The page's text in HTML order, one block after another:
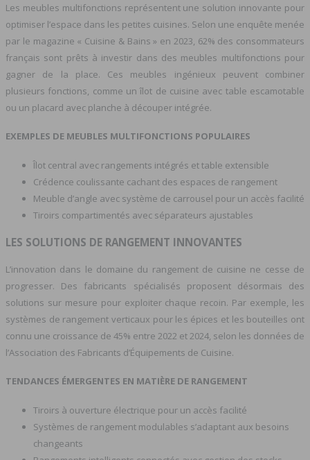
Les meubles multifonctions représentent une solution innovante pour
optimiser l’espace dans les petites cuisines. Selon une enquête menée
par le magazine « Cuisine & Bains » en 2023, 62% des consommateurs
français sont prêts à investir dans des meubles multifonctions pour
gagner de la place. Ces meubles ingénieux peuvent combiner
plusieurs fonctions, comme un îlot de cuisine avec table escamotable
ou un placard avec planche à découper intégrée.
EXEMPLES DE MEUBLES MULTIFONCTIONS POPULAIRES
Îlot central avec rangements intégrés et table extensible
Crédence coulissante cachant des espaces de rangement
Meuble d’angle avec système de carrousel pour un accès facilité
Tiroirs compartimentés avec séparateurs ajustables
LES SOLUTIONS DE RANGEMENT INNOVANTES
L’innovation dans le domaine du rangement de cuisine ne cesse de
progresser. Des fabricants spécialisés proposent désormais des
solutions sur mesure pour exploiter chaque recoin. Par exemple, les
systèmes de rangement verticaux pour les épices et les bouteilles ont
connu une croissance de 45% entre 2022 et 2024, selon les données de
l’Association des Fabricants d’Équipements de Cuisine.
TENDANCES ÉMERGENTES EN MATIÈRE DE RANGEMENT
Tiroirs à ouverture électrique pour un accès facilité
Systèmes de rangement modulables s’adaptant aux besoins
changeants